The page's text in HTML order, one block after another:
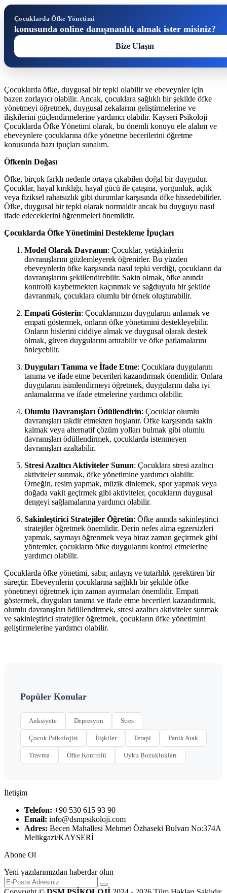
Çocuklarda Öfke Yönetimi
konusunda online danışmanlık almak ister misiniz?
Bize Ulaşın
Çocuklarda öfke, duygusal bir tepki olabilir ve ebeveynler için
bazen zorlayıcı olabilir. Ancak, çocuklara sağlıklı bir şekilde öfke
yönetmeyi öğretmek, duygusal zekalarını geliştirmelerine ve
ilişkilerini güçlendirmelerine yardımcı olabilir. Kayseri Psikoloji
Çocuklarda Öfke Yönetimi olarak, bu önemli konuyu ele alalım ve
ebeveynlere çocuklarına öfke yönetme becerilerini öğretme
konusunda bazı ipuçları sunalım.
Öfkenin Doğası
Öfke, birçok farklı nedenle ortaya çıkabilen doğal bir duygudur.
Çocuklar, hayal kırıklığı, hayal gücü ile çatışma, yorgunluk, açlık
veya fiziksel rahatsızlık gibi durumlar karşısında öfke hissedebilirler.
Öfke, duygusal bir tepki olarak normaldir ancak bu duyguyu nasıl
ifade edeceklerini öğrenmeleri önemlidir.
Çocuklarda Öfke Yönetimini Destekleme İpuçları
Model Olarak Davranın: Çocuklar, yetişkinlerin
davranışlarını gözlemleyerek öğrenirler. Bu yüzden
ebeveynlerin öfke karşısında nasıl tepki verdiği, çocukların da
davranışlarını şekillendirebilir. Sakin olmak, öfke anında
kontrolü kaybetmekten kaçınmak ve sağduyulu bir şekilde
davranmak, çocuklara olumlu bir örnek oluşturabilir.
Empati Gösterin: Çocuklarınızın duygularını anlamak ve
empati göstermek, onların öfke yönetimini destekleyebilir.
Onların hislerini ciddiye almak ve duygusal olarak destek
olmak, güven duygularını artırabilir ve öfke patlamalarını
önleyebilir.
Duyguları Tanıma ve İfade Etme: Çocuklara duygularını
tanıma ve ifade etme becerileri kazandırmak önemlidir. Onlara
duygularını isimlendirmeyi öğretmek, duygularını daha iyi
anlamalarına ve ifade etmelerine yardımcı olabilir.
Olumlu Davranışları Ödüllendirin: Çocuklar olumlu
davranışları takdir etmekten hoşlanır. Öfke karşısında sakin
kalmak veya alternatif çözüm yolları bulmak gibi olumlu
davranışları ödüllendirmek, çocuklarda istenmeyen
davranışları azaltabilir.
Stresi Azaltıcı Aktiviteler Sunun: Çocuklara stresi azaltıcı
aktiviteler sunmak, öfke yönetimine yardımcı olabilir.
Örneğin, resim yapmak, müzik dinlemek, spor yapmak veya
doğada vakit geçirmek gibi aktiviteler, çocukların duygusal
dengeyi sağlamalarına yardımcı olabilir.
Sakinleştirici Stratejiler Öğretin: Öfke anında sakinleştirici
stratejiler öğretmek önemlidir. Derin nefes alma egzersizleri
yapmak, saymayı öğrenmek veya biraz zaman geçirmek gibi
yöntemler, çocukların öfke duygularını kontrol etmelerine
yardımcı olabilir.
Çocuklarda öfke yönetimi, sabır, anlayış ve tutarlılık gerektiren bir
süreçtir. Ebeveynlerin çocuklarına sağlıklı bir şekilde öfke
yönetmeyi öğretmek için zaman ayırmaları önemlidir. Empati
göstermek, duyguları tanıma ve ifade etme becerileri kazandırmak,
olumlu davranışları ödüllendirmek, stresi azaltıcı aktiviteler sunmak
ve sakinleştirici stratejiler öğretmek, çocukların öfke yönetimini
geliştirmelerine yardımcı olabilir.
Popüler Konular
Anksiyete Depresyon Stres
Çocuk Psikolojisi İlişkiler Terapi Panik Atak
Travma Öfke Kontrolü Uyku Bozuklukları
İletişim
Telefon: +90 530 615 93 90
Email: info@dsmpsikoloji.com
Adres: Becen Mahallesi Mehmet Özhaseki Bulvarı No:374A
Melikgazi/KAYSERİ
Abone Ol
Yeni yazılarımızdan haberdar olun